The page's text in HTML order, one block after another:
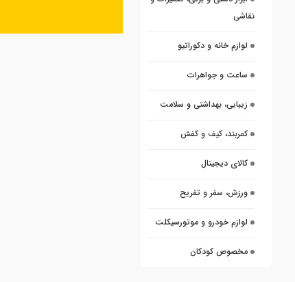
نقاشی
لوازم خانه و دکوراتیو
ساعت و جواهرات
زیبایی، بهداشتی و سلامت
کمربند، کیف و کفش
کالای دیجیتال
ورزش، سفر و تفریح
لوازم خودرو و موتورسیکلت
مخصوص کودکان